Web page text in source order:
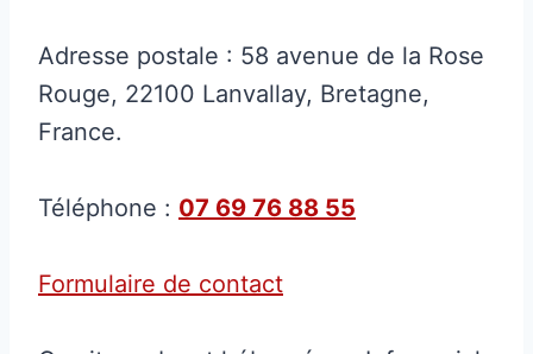
Adresse postale : 58 avenue de la Rose
Rouge, 22100 Lanvallay, Bretagne,
France.
Téléphone : 07 69 76 88 55
Formulaire de contact